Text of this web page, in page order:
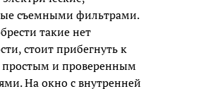
съемными фильтрами.
такие нет
стоит прибегнуть к
простым и проверенным
На окно с внутренней